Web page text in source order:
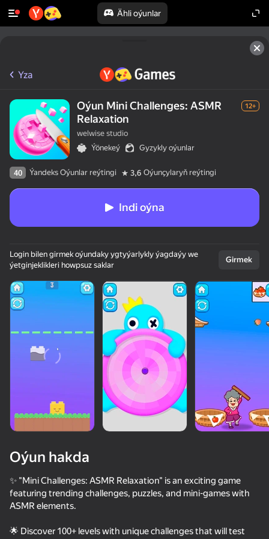
Ähli oýunlar
hatda «oýnamayanlar» hem
Break & Crush
Fast and Thick
Red Ball Escape
Yza
Oýun Mini Challenges: ASMR
Relaxation
12+
welwise studio
Ýönekeý
Gyzykly oýunlar
40 Ýandeks Oýunlar reýtingi 3,6 Oýunçylaryň reýtingi
Indi oýna
Login bilen girmek oýundaky ygtyýarlykly ýagdaýy we
ýetginjeklikleri howpsuz saklar
Girmek
Oýun hakda
✨ "Mini Challenges: ASMR Relaxation" is an exciting game
featuring trending challenges, puzzles, and mini-games with
ASMR elements.
🌟 Discover 100+ levels with unique challenges that will test